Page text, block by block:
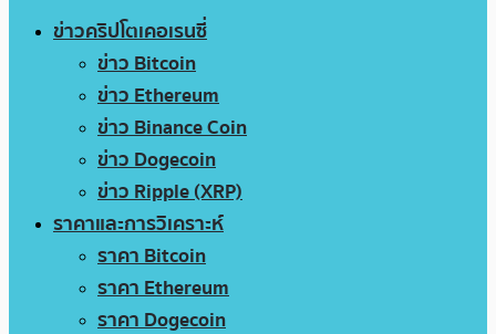
ข่าวคริปโตเคอเรนซี่
ข่าว Bitcoin
ข่าว Ethereum
ข่าว Binance Coin
ข่าว Dogecoin
ข่าว Ripple (XRP)
ราคาและการวิเคราะห์
ราคา Bitcoin
ราคา Ethereum
ราคา Dogecoin